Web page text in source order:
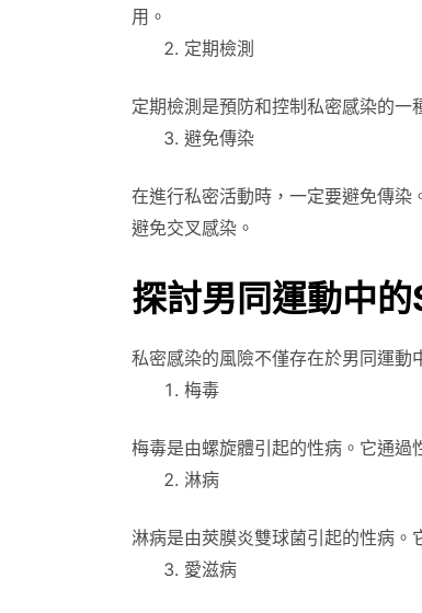
用。
定期檢測
定期檢測是預防和控制私密感染的一
避免傳染
在進行私密活動時，一定要避免傳染
避免交叉感染。
探討男同運動中
私密感染的風險不僅存在於男同運動
梅毒
梅毒是由螺旋體引起的性病。它通過
淋病
淋病是由莢膜炎雙球菌引起的性病。
愛滋病